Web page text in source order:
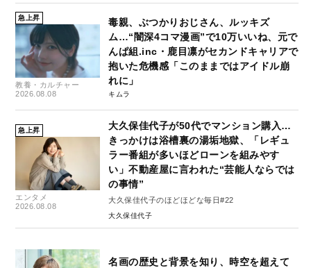
急上昇
教養・カルチャー
2026.08.08
毒親、ぶつかりおじさん、ルッキズ
ム…“闇深4コマ漫画”で10万いいね、元で
んぱ組.inc・鹿目凛がセカンドキャリアで
抱いた危機感「このままではアイドル崩
れに」
キムラ
急上昇
エンタメ
2026.08.08
大久保佳代子が50代でマンション購入…
きっかけは浴槽裏の湯垢地獄、「レギュ
ラー番組が多いほどローンを組みやす
い」不動産屋に言われた“芸能人ならでは
の事情”
大久保佳代子のほどほどな毎日#22
大久保佳代子
名画の歴史と背景を知り、時空を超えて